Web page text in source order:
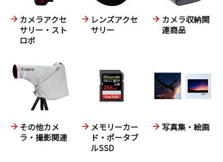
カメラアクセ
サリー・スト
ロボ
レンズアクセ
サリー
カメラ収納関
連商品
その他カメ
ラ・撮影関連
メモリーカー
ド・ポータブ
ルSSD
写真集・絵画